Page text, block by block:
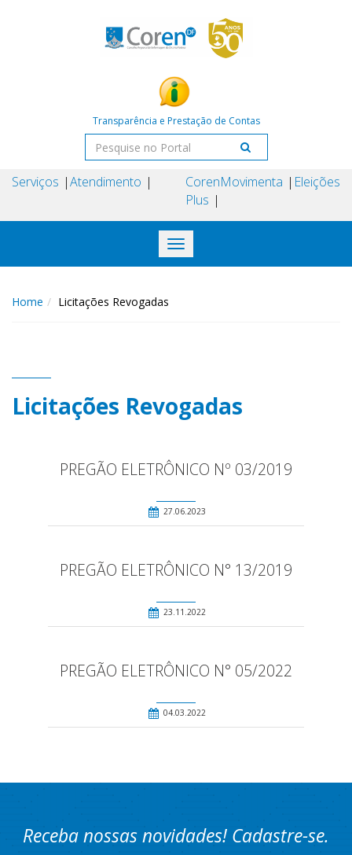
Transparência e Prestação de Contas
Serviços Atendimento
Coren
Plus
Movimenta Eleições
Toggle
navigation
Home Licitações Revogadas
Licitações Revogadas
PREGÃO ELETRÔNICO Nº 03/2019
27.06.2023
PREGÃO ELETRÔNICO N° 13/2019
23.11.2022
PREGÃO ELETRÔNICO N° 05/2022
04.03.2022
Receba nossas novidades! Cadastre-se.